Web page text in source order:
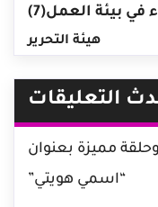
في بيئة العمل(7)
هيئة التحرير
التعليقات
مميزة بعنوان
“اسمي هويتي”